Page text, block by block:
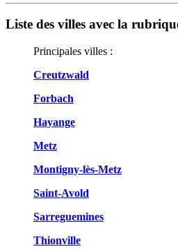
Liste des villes avec la
Principales villes :
Creutzwald
Forbach
Hayange
Metz
Montigny-lès-Metz
Saint-Avold
Sarreguemines
Thionville